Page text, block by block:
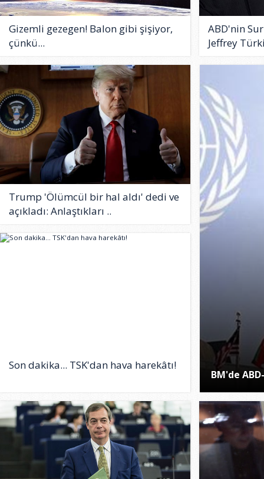
Gizemli gezegen! Balon gibi şişiyor,
çünkü...
ABD'nin
Jeffrey
BM'de
Trump 'Ölümcül bir hal aldı' dedi ve
açıkladı: Anlaştıkları ..
Son dakika... TSK'dan hava harekâtı!